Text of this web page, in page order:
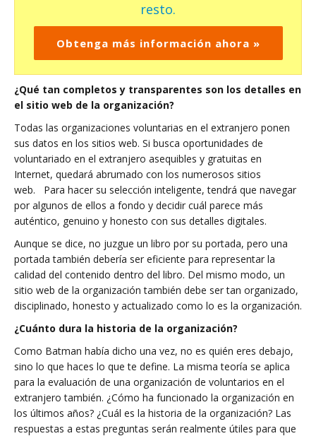
resto.
Obtenga más información ahora »
¿Qué tan completos y transparentes son los detalles en
el sitio web de la organización?
Todas las organizaciones voluntarias en el extranjero ponen
sus datos en los sitios web. Si busca oportunidades de
voluntariado en el extranjero asequibles y gratuitas en
Internet, quedará abrumado con los numerosos sitios
web. Para hacer su selección inteligente, tendrá que navegar
por algunos de ellos a fondo y decidir cuál parece más
auténtico, genuino y honesto con sus detalles digitales.
Aunque se dice, no juzgue un libro por su portada, pero una
portada también debería ser eficiente para representar la
calidad del contenido dentro del libro. Del mismo modo, un
sitio web de la organización también debe ser tan organizado,
disciplinado, honesto y actualizado como lo es la organización.
¿Cuánto dura la historia de la organización?
Como Batman había dicho una vez, no es quién eres debajo,
sino lo que haces lo que te define. La misma teoría se aplica
para la evaluación de una organización de voluntarios en el
extranjero también. ¿Cómo ha funcionado la organización en
los últimos años? ¿Cuál es la historia de la organización? Las
respuestas a estas preguntas serán realmente útiles para que